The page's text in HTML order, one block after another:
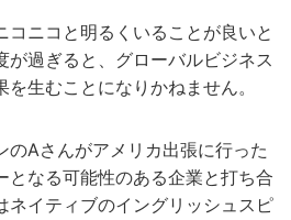
コニコと明るくいることが良いと
が過ぎると、グローバルビジネス
生むことになりかねません。
のAさんがアメリカ出張に行った
となる可能性のある企業と打ち合
ネイティブのイングリッシュスピ